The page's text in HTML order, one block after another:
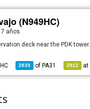
(N949HC)
7 años
deck near the PDK tower.
2835 of PA31 2812 at